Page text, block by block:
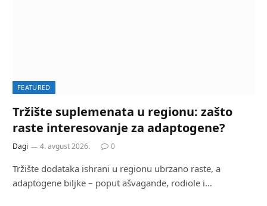
FEATURED
Tržište suplemenata u regionu: zašto
raste interesovanje za adaptogene?
Dagi 4. avgust 2026. 0
Tržište dodataka ishrani u regionu ubrzano raste, a
adaptogene biljke – poput ašvagande, rodiole i…